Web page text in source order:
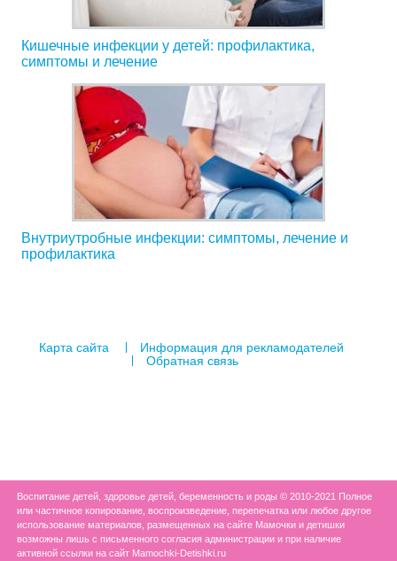
Кишечные инфекции у детей: профилактика,
симптомы и лечение
Внутриутробные инфекции: симптомы, лечение и
профилактика
Карта сайта
Информация для рекламодателей
Обратная связь
Воспитание детей, здоровье детей, беременность и роды © 2010-2021 Полное
или частичное копирование, воспроизведение, перепечатка или любое другое
использование материалов, размещенных на сайте Мамочки и детишки
возможны лишь с письменного согласия администрации и при наличие
активной ссылки на сайт Mamochki-Detishki.ru